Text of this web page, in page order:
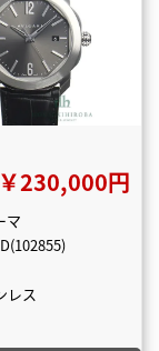
230,000円
マ
レス